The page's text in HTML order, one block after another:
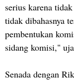
serius karena
tidak dibahasnya
pembentukan
sidang komisi,"
Senada dengan